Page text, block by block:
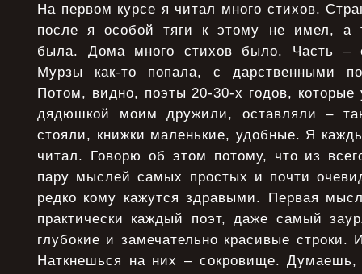
На первом курсе я читал много стихов.
после я особой тяги к этому не имел, а
была. Дома много стихов было. Часть –
Мурзы как-то попала, с дарственными
Потом, видно, поэты 20-30-х годов,
дядюшкой моим дружили, оставляли –
стояли, книжки маленькие, удобные. Я
читал. Говорю об этом потому, что из
пару мыслей самых простых и почти
редко кому кажутся здравыми. Первая
практически каждый поэт, даже самый
глубокие и замечательно красивые строки.
Наткнешься на них – сокровище.